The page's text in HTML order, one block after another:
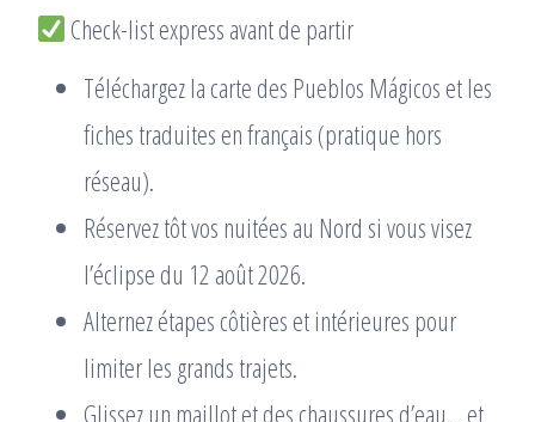
Check-list express avant de partir
Téléchargez la carte des Pueblos Mágicos et les
fiches traduites en français (pratique hors
réseau).
Réservez tôt vos nuitées au Nord si vous visez
l’éclipse du 12 août 2026.
Alternez étapes côtières et intérieures pour
limiter les grands trajets.
Glissez un maillot et des chaussures d’eau… et